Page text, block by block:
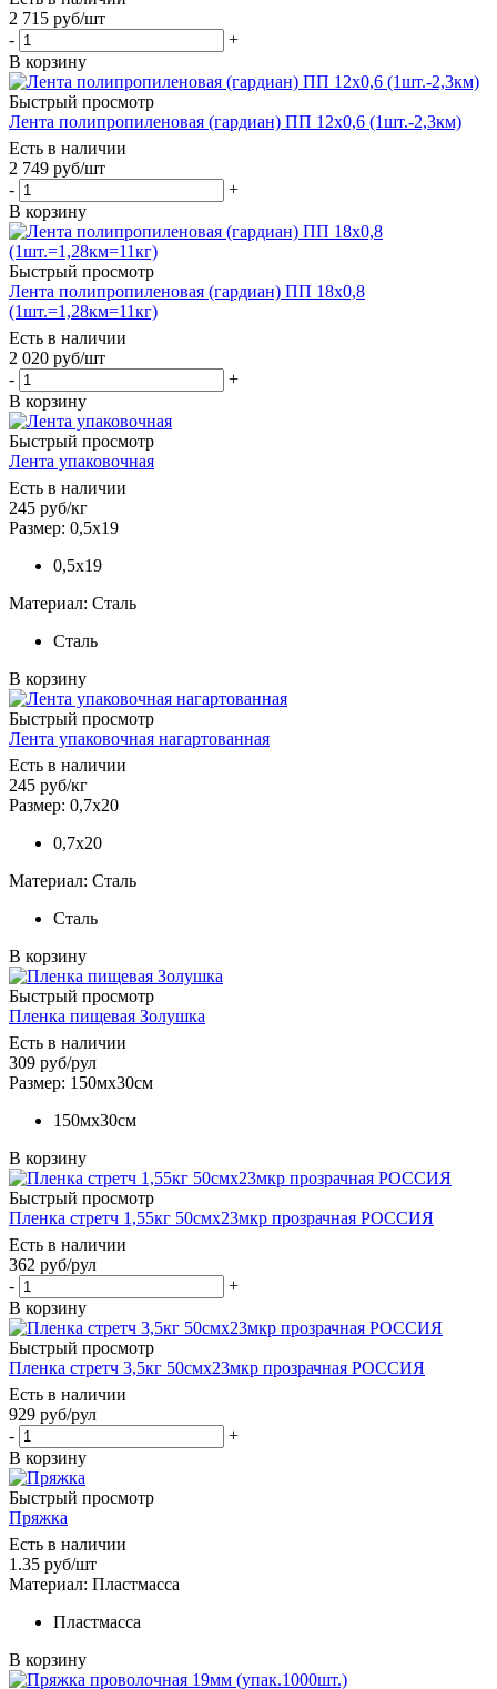
2 715 руб/шт
-
+
В корзину
Быстрый просмотр
Лента полипропиленовая (гардиан) ПП 12х0,6 (1шт.-2,3км)
Есть в наличии
2 749 руб/шт
-
+
В корзину
Быстрый просмотр
Лента полипропиленовая (гардиан) ПП 18х0,8
(1шт.=1,28км=11кг)
Есть в наличии
2 020 руб/шт
-
+
В корзину
Быстрый просмотр
Лента упаковочная
Есть в наличии
245 руб/кг
Размер: 0,5х19
0,5х19
Материал: Сталь
Сталь
В корзину
Быстрый просмотр
Лента упаковочная нагартованная
Есть в наличии
245 руб/кг
Размер: 0,7х20
0,7х20
Материал: Сталь
Сталь
В корзину
Быстрый просмотр
Пленка пищевая Золушка
Есть в наличии
309 руб/рул
Размер: 150мх30см
150мх30см
В корзину
Быстрый просмотр
Пленка стретч 1,55кг 50смх23мкр прозрачная РОССИЯ
Есть в наличии
362 руб/рул
-
+
В корзину
Быстрый просмотр
Пленка стретч 3,5кг 50смх23мкр прозрачная РОССИЯ
Есть в наличии
929 руб/рул
-
+
В корзину
Быстрый просмотр
Пряжка
Есть в наличии
1.35 руб/шт
Материал: Пластмасса
Пластмасса
В корзину